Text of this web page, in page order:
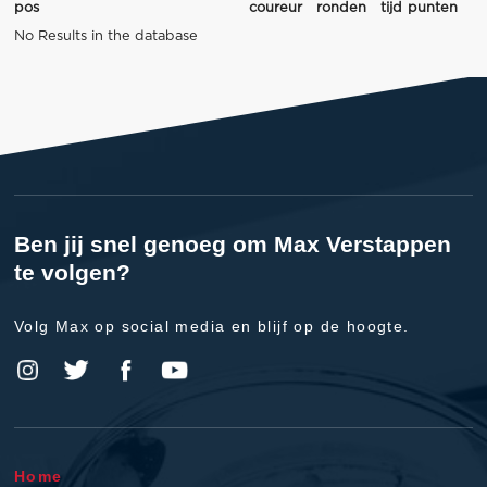
pos coureur ronden tijd
punten
No Results in the database
Ben jij snel genoeg om Max Verstappen
te volgen?
Volg Max op social media en blijf op de hoogte.
Home